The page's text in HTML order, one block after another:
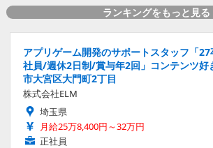
ランキングをもっと見る
アプリゲーム開発のサポートスタッフ「
社員/週休2日制/賞与年2回」コンテンツ好
市大宮区大門町2丁目
株式会社ELM
埼玉県
月給25万8,400円～32万円
正社員